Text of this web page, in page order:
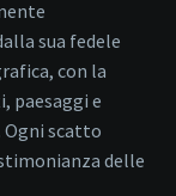
sua fedele
con la
paesaggi e
Ogni scatto
delle